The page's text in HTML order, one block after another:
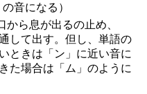
音になる）
から息が出るの止め、
して出す。但し、単語の
ときは「ン」に近い音に
た場合は「ム」のように